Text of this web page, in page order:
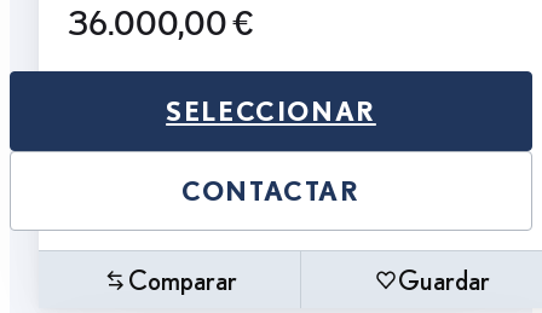
36.000,00 €
SELECCIONAR
CONTACTAR
Comparar Guardar